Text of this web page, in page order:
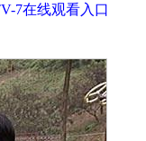
7在线观看入口